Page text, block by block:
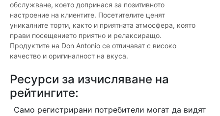
обслужване, което допринася за позитивното
настроение на клиентите. Посетителите ценят
уникалните торти, както и приятната атмосфера, която
прави посещението приятно и релаксиращо.
Продуктите на Don Antonio се отличават с високо
качество и оригиналност на вкуса.
Ресурси за изчисляване на
рейтингите:
Само регистрирани потребители могат да видят